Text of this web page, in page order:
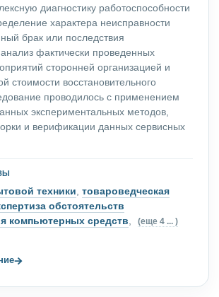
диагностику работоспособности
характера неисправности
брак или последствия
фактически проведенных
сторонней организацией и
стоимости восстановительного
проводилось с применением
экспериментальных методов,
и верификации данных сервисных
техники, товароведческая
обстоятельств
компьютерных средств, (еще 4 ... )
→